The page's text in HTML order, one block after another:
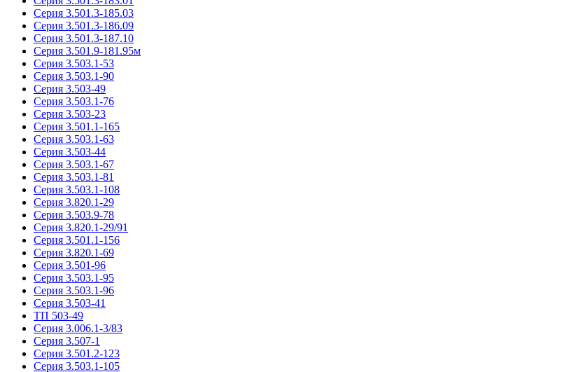
Серия 3.501.3-185.03
Серия 3.501.3-186.09
Серия 3.501.3-187.10
Серия 3.501.9-181.95м
Серия 3.503.1-53
Серия 3.503.1-90
Серия 3.503-49
Серия 3.503.1-76
Серия 3.503-23
Серия 3.501.1-165
Серия 3.503.1-63
Серия 3.503-44
Серия 3.503.1-67
Серия 3.503.1-81
Серия 3.503.1-108
Серия 3.820.1-29
Серия 3.503.9-78
Серия 3.820.1-29/91
Серия 3.501.1-156
Серия 3.820.1-69
Серия 3.501-96
Серия 3.503.1-95
Серия 3.503.1-96
Серия 3.503-41
ТП 503-49
Серия 3.006.1-3/83
Серия 3.507-1
Серия 3.501.2-123
Серия 3.503.1-105